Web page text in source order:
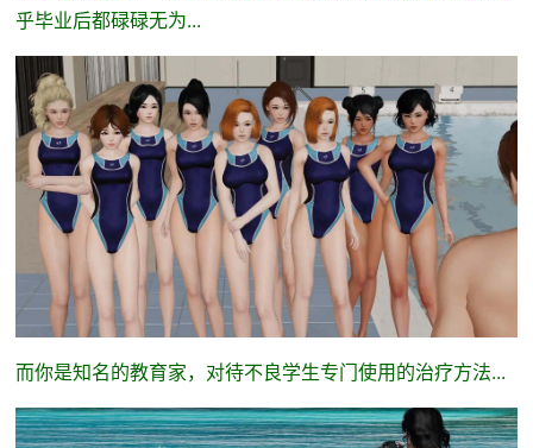
乎毕业后都碌碌无为...
而你是知名的教育家，对待不良学生专门使用的治疗方法...